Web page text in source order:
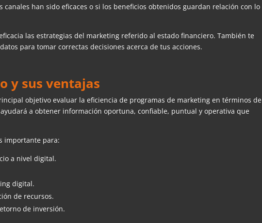
han sido eficaces o si los beneficios obtenidos guardan relación con lo
las estrategias del marketing referido al estado financiero. También te
para tomar correctas decisiones acerca de tus acciones.
y sus ventajas
objetivo evaluar la eficiencia de programas de marketing en términos de
a obtener información oportuna, confiable, puntual y operativa que
importante para:
a nivel digital.
digital.
de recursos.
de inversión.